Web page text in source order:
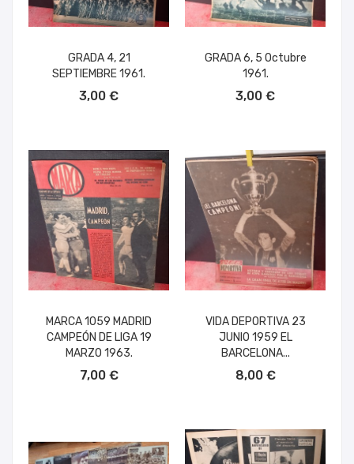
GRADA 4, 21
SEPTIEMBRE 1961.
3,00 €
GRADA 6, 5 Octubre
1961.
3,00 €
MARCA 1059 MADRID
CAMPEÓN DE LIGA 19
MARZO 1963.
7,00 €
VIDA DEPORTIVA 23
JUNIO 1959 EL
BARCELONA...
8,00 €